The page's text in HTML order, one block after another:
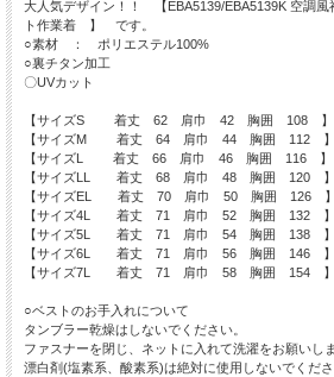
大人気デザイン！！ 【EBA5139/EBA5139K 空調風
ト作業着 】 です。
○素材 ： ポリエステル100%
○裏チタン加工
〇UVカット
【サイズS 着丈 62 肩巾 42 胸囲 108 】
【サイズM 着丈 64 肩巾 44 胸囲 112 】
【サイズL 着丈 66 肩巾 46 胸囲 116 】
【サイズLL 着丈 68 肩巾 48 胸囲 120 】
【サイズEL 着丈 70 肩巾 50 胸囲 126 】
【サイズ4L 着丈 71 肩巾 52 胸囲 132 】
【サイズ5L 着丈 71 肩巾 54 胸囲 138 】
【サイズ6L 着丈 71 肩巾 56 胸囲 146 】
【サイズ7L 着丈 71 肩巾 58 胸囲 154 】
○ベストのお手入れについて
タンブラー乾燥はしないでください。
ファスナーを閉じ、ネットに入れて洗濯をお願いしま
漂白剤(塩素系、酸素系)は絶対に使用しないでくださ